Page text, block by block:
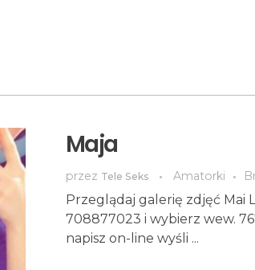
Maja
przez Tele Seks Amatorki
Przeglądaj galerię zdjęć Mai
708877023 i wybierz wew.
napisz on-line wyśli ...